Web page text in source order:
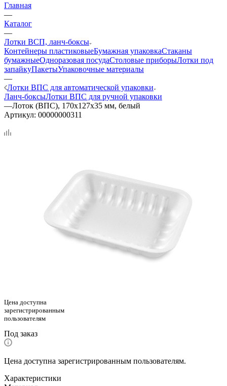
Главная
—
Каталог
—
Лотки ВСП, ланч-боксы
Контейнеры пластиковыеБумажная упаковкаСтаканы
бумажныеОдноразовая посудаСтоловые приборыЛотки под
запайкуПакетыУпаковочные материалы
—
Лотки ВПС для автоматической упаковки
Ланч-боксыЛотки ВПС для ручной упаковки
—Лоток (ВПС), 170х127х35 мм, белый
Артикул: 00000000311
Цена доступна
зарегистрированным
пользователям
Под заказ
Цена доступна зарегистрированным пользователям.
Характеристики